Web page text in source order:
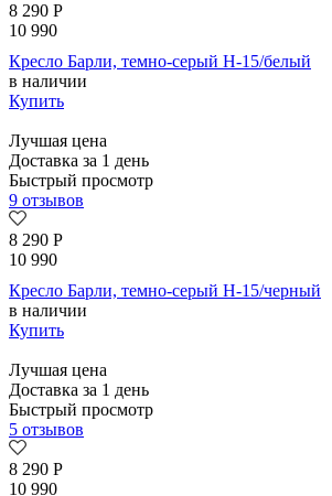
8 290 Р
10 990
Кресло Барли, темно-серый H-15/белый
в наличии
Купить
Лучшая цена
Доставка за 1 день
Быстрый просмотр
9 отзывов
8 290 Р
10 990
Кресло Барли, темно-серый H-15/черный
в наличии
Купить
Лучшая цена
Доставка за 1 день
Быстрый просмотр
5 отзывов
8 290 Р
10 990